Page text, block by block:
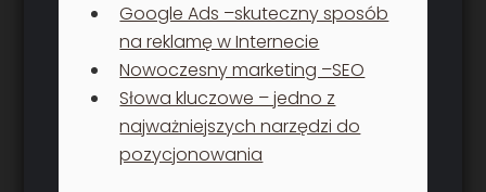
Google Ads –skuteczny sposób
na reklamę w Internecie
Nowoczesny marketing –SEO
Słowa kluczowe – jedno z
najważniejszych narzędzi do
pozycjonowania